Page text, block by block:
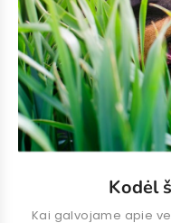
Kodėl
Kai galvojame apie